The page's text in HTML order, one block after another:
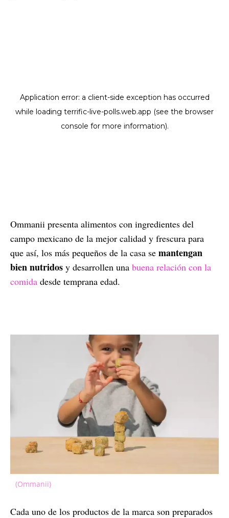
Ommanii presenta alimentos con ingredientes del
campo mexicano de la mejor calidad y frescura para
que así, los más pequeños de la casa se mantengan
bien nutridos y desarrollen una buena relación con la
comida desde temprana edad.
(Ommanii)
Cada uno de los productos de la marca son preparados